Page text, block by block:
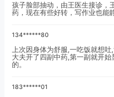
孩子脸部抽动，由王医生接诊，
药，现在有些好转，写作业也能
134******80
上次因身体为舒服,一吃饭就想
大夫开了四副中药,第一副就开
的。
183******01